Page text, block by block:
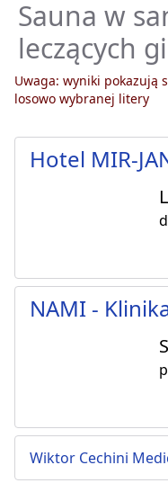
Sauna w
leczących
Uwaga: wyniki pokazują
losowo wybranej litery
Hotel MIR-
NAMI -
Wiktor Cechini